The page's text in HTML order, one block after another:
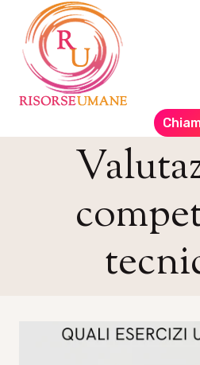
Salta
contenuto